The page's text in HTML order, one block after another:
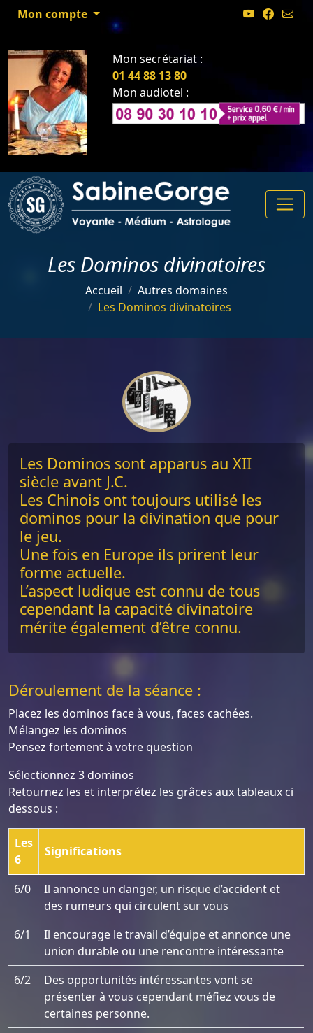
Mon compte
Mon secrétariat :
01 44 88 13 80
Mon audiotel :
Les Dominos divinatoires
Accueil
Autres domaines
Les Dominos divinatoires
Les Dominos sont apparus au XII
siècle avant J.C.
Les Chinois ont toujours utilisé les
dominos pour la divination que pour
le jeu.
Une fois en Europe ils prirent leur
forme actuelle.
L’aspect ludique est connu de tous
cependant la capacité divinatoire
mérite également d’être connu.
Déroulement de la séance :
Placez les dominos face à vous, faces cachées.
Mélangez les dominos
Pensez fortement à votre question
Sélectionnez 3 dominos
Retournez les et interprétez les grâces aux tableaux ci
dessous :
Les
6
Significations
6/0
Il annonce un danger, un risque d’accident et
des rumeurs qui circulent sur vous
6/1
Il encourage le travail d’équipe et annonce une
union durable ou une rencontre intéressante
6/2
Des opportunités intéressantes vont se
présenter à vous cependant méfiez vous de
certaines personne.